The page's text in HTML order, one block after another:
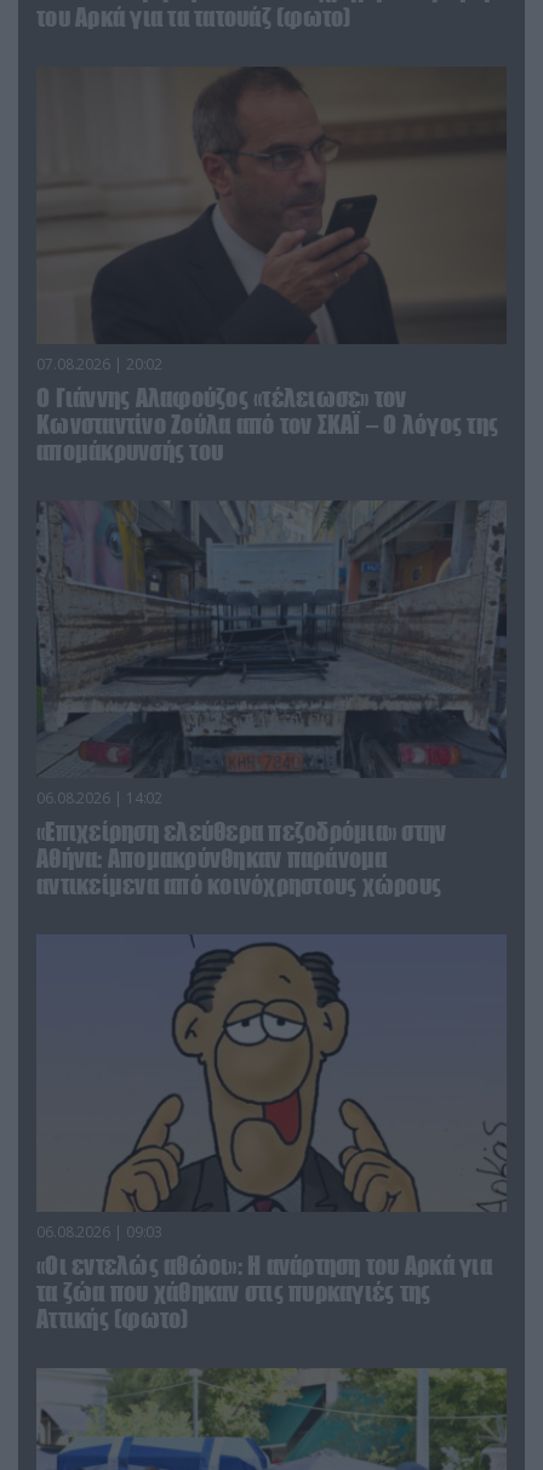
του Αρκά για τα τατουάζ (φωτο)
07.08.2026 | 20:02
Ο Γιάννης Αλαφούζος «τέλειωσε» τον
Κωνσταντίνο Ζούλα από τον ΣΚΑΪ – Ο λόγος της
απομάκρυνσής του
06.08.2026 | 14:02
«Επιχείρηση ελεύθερα πεζοδρόμια» στην
Αθήνα: Απομακρύνθηκαν παράνομα
αντικείμενα από κοινόχρηστους χώρους
06.08.2026 | 09:03
«Οι εντελώς αθώοι»: Η ανάρτηση του Αρκά για
τα ζώα που χάθηκαν στις πυρκαγιές της
Αττικής (φωτο)